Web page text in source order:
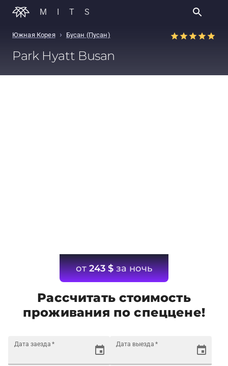
MITS
Южная Корея › Бусан (Пусан)
Park Hyatt Busan
от243 $за ночь
Рассчитать стоимость
проживания по спеццене!
Дата заезда * Дата выезда *